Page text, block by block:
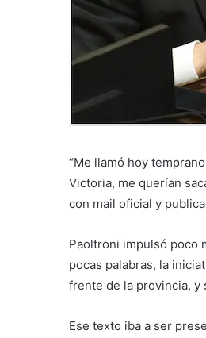
“Me llamó hoy
Victoria, me querían
con mail oficial y
Paoltroni impulsó poco
pocas palabras, la
frente de la provincia, y
Ese texto iba a ser